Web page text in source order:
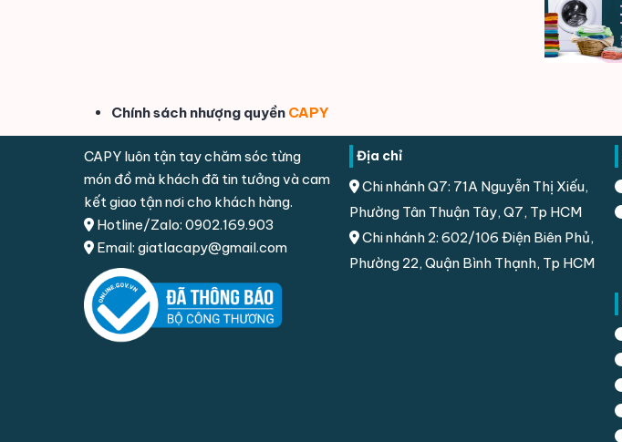
Chính sách nhượng quyền CAPY
CAPY luôn tận tay chăm sóc từng
món đồ mà khách đã tin tưởng và cam
kết giao tận nơi cho khách hàng.
Hotline/Zalo: 0902.169.903
Email: giatlacapy@gmail.com
Địa chỉ
Chi nhánh Q7: 71A Nguyễn Thị Xiếu,
Phường Tân Thuận Tây, Q7, Tp HCM
Chi nhánh 2: 602/106 Điện Biên Phủ,
Phường 22, Quận Bình Thạnh, Tp HCM